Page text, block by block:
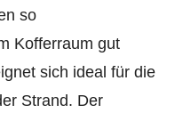
so
Kofferraum gut
sich ideal für die
Strand. Der